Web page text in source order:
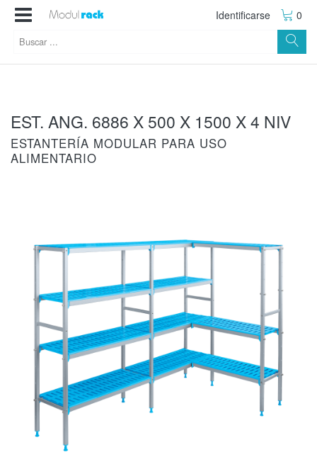
Identificarse 0
EST. ANG. 6886 X 500 X 1500 X 4 NIV
ESTANTERÍA MODULAR PARA USO
ALIMENTARIO